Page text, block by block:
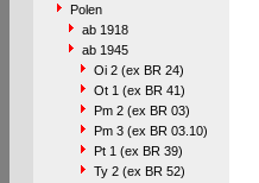
Polen
ab 1918
ab 1945
Oi 2 (ex BR 24)
Ot 1 (ex BR 41)
Pm 2 (ex BR 03)
Pm 3 (ex BR 03.10)
Pt 1 (ex BR 39)
Ty 2 (ex BR 52)